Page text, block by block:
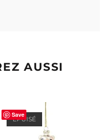
AUSSI
Save
ÉPUISÉ